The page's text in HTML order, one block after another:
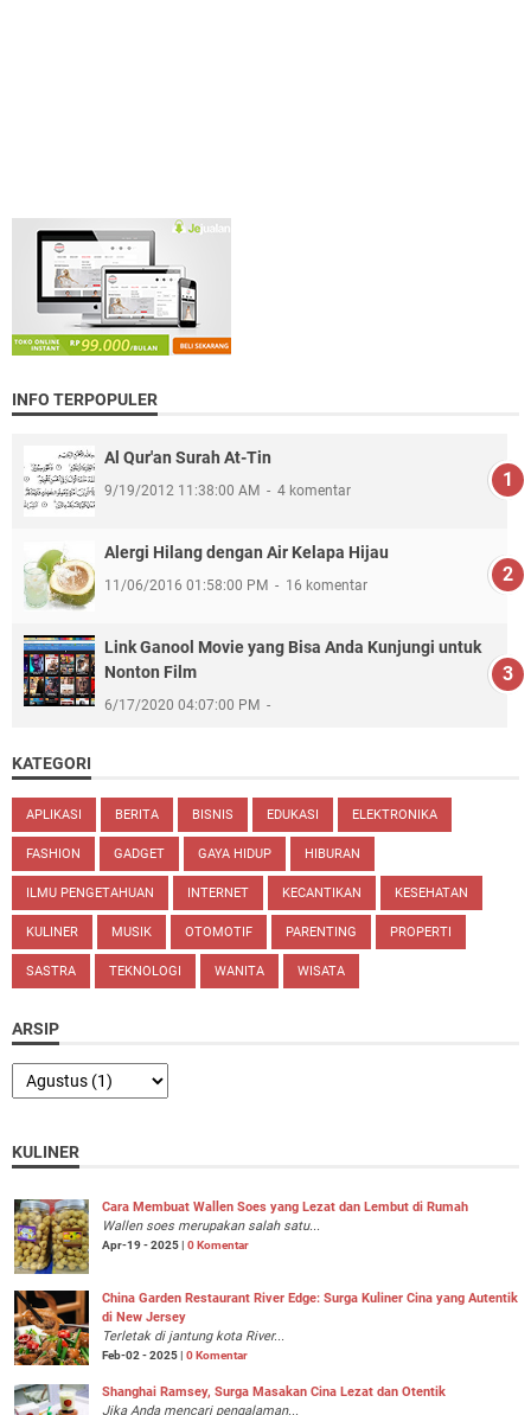
INFO TERPOPULER
Al Qur'an Surah At-Tin
9/19/2012 11:38:00 AM 4 komentar
Alergi Hilang dengan Air Kelapa Hijau
11/06/2016 01:58:00 PM 16 komentar
Link Ganool Movie yang Bisa Anda Kunjungi untuk
Nonton Film
6/17/2020 04:07:00 PM
KATEGORI
APLIKASI BERITA BISNIS EDUKASI ELEKTRONIKA
FASHION GADGET GAYA HIDUP HIBURAN
ILMU PENGETAHUAN INTERNET KECANTIKAN KESEHATAN
KULINER MUSIK OTOMOTIF PARENTING PROPERTI
SASTRA TEKNOLOGI WANITA WISATA
ARSIP
KULINER
Cara Membuat Wallen Soes yang Lezat dan Lembut di Rumah
Wallen soes merupakan salah satu...
Apr-19 - 2025 | 0 Komentar
China Garden Restaurant River Edge: Surga Kuliner Cina yang Autentik
di New Jersey
Terletak di jantung kota River...
Feb-02 - 2025 | 0 Komentar
Shanghai Ramsey, Surga Masakan Cina Lezat dan Otentik
Jika Anda mencari pengalaman...